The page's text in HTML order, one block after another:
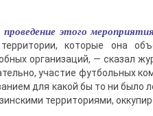
проведение этого
территории, которые она
организаций, — сказал
участие футбольных
для какой бы то ни было
территориями,